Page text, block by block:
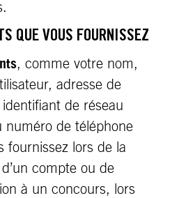
QUE VOUS FOURNISSEZ
, comme votre nom,
adresse de
de réseau
numéro de téléphone
fournissez lors de la
compte ou de
à un concours, lors